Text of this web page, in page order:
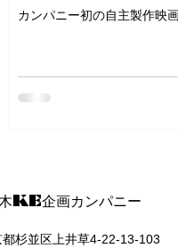
カンパニー初の自主製作映
KE企画カンパニー
杉並区上井草4-22-13-103